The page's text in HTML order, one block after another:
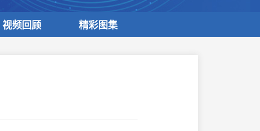
视频回顾 精彩图集